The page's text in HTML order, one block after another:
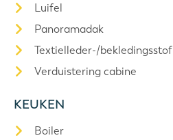
Luifel
Panoramadak
Textielleder-/bekledingsstof
Verduistering cabine
KEUKEN
Boiler